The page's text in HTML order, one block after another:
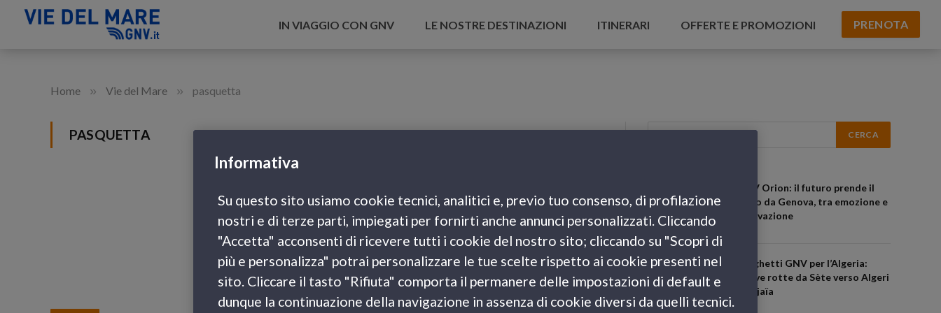
IN VIAGGIO CON GNV LE NOSTRE DESTINAZIONI ITINERARI OFFERTE E PROMOZIONI PRENOTA
Home » Vie del Mare » pasquetta
PASQUETTA
GNV Orion: il futuro prende il
largo da Genova, tra emozione e
innovazione
Traghetti GNV per l’Algeria:
nuove rotte da Sète verso Algeri
e Béjaïa
Informativa
Su questo sito usiamo cookie tecnici, analitici e, previo tuo consenso, di profilazione
nostri e di terze parti, impiegati per fornirti anche annunci personalizzati. Cliccando
"Accetta" acconsenti di ricevere tutti i cookie del nostro sito; cliccando su "Scopri di
più e personalizza" potrai personalizzare le tue scelte rispetto ai cookie presenti nel
sito. Cliccare il tasto "Rifiuta" comporta il permanere delle impostazioni di default e
dunque la continuazione della navigazione in assenza di cookie diversi da quelli tecnici.